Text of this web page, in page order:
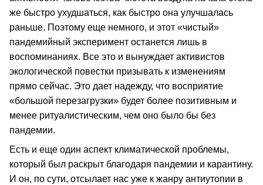
же быстро ухудшаться, как быстро она улучшалась
раньше. Поэтому еще немного, и этот «чистый»
пандемийный эксперимент останется лишь в
воспоминаниях. Все это и вынуждает активистов
экологической повестки призывать к изменениям
прямо сейчас. Это дает надежду, что восприятие
«большой перезагрузки» будет более позитивным и
менее ритуалистическим, чем оно было бы без
пандемии.
Есть и еще один аспект климатической проблемы,
который был раскрыт благодаря пандемии и карантину.
И он, по сути, отсылает нас уже к жанру антиутопии в